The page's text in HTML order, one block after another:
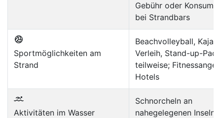
Gebühr oder
bei Strandbars
Sportmöglichkeiten am
Strand
Beachvolleyball, Kajak-
Verleih, Stand-up-
teilweise;
Hotels
Aktivitäten im Wasser
Schnorcheln an
nahegelegenen Inseln,